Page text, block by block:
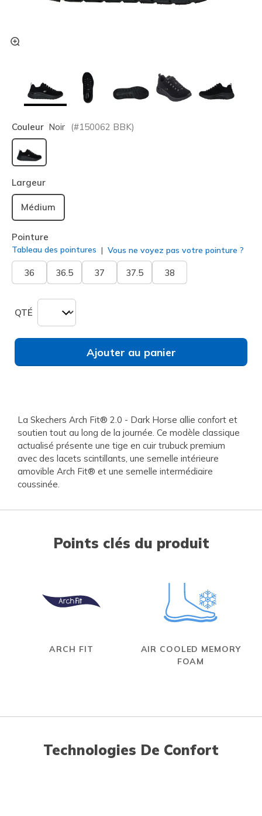
Couleur Noir (#150062 BBK)
sélectionné
Largeur
Médium
Pointure
Tableau des pointures Vous ne voyez pas votre pointure ?
36 36.5 37 37.5 38
QTÉ
Ajouter au panier
La Skechers Arch Fit® 2.0 - Dark Horse allie confort et
soutien tout au long de la journée. Ce modèle classique
actualisé présente une tige en cuir trubuck premium
avec des lacets scintillants, une semelle intérieure
amovible Arch Fit® et une semelle intermédiaire
coussinée.
Points clés du produit
ARCH FIT
AIR COOLED MEMORY
FOAM
Technologies De Confort